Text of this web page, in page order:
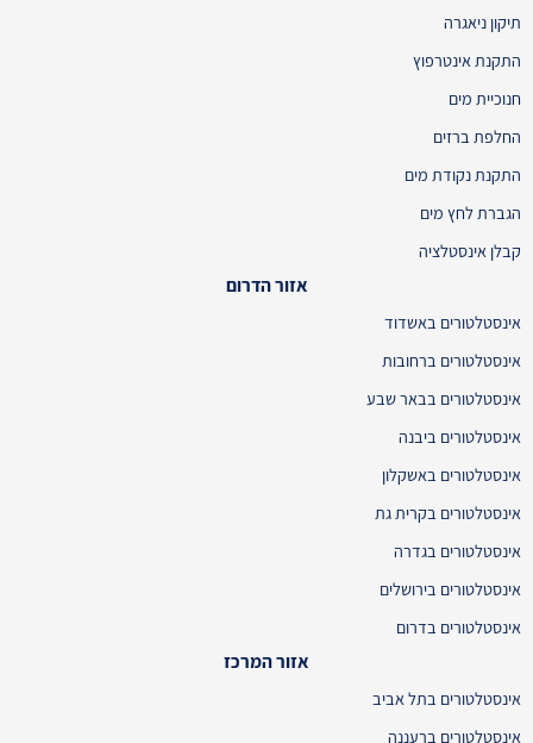
תיקון ניאגרה
התקנת אינטרפוץ
חנוכיית מים
החלפת ברזים
התקנת נקודת מים
הגברת לחץ מים
קבלן אינסטלציה
אזור הדרום
אינסטלטורים באשדוד
אינסטלטורים ברחובות
אינסטלטורים בבאר שבע
אינסטלטורים ביבנה
אינסטלטורים באשקלון
אינסטלטורים בקרית גת
אינסטלטורים בגדרה
אינסטלטורים בירושלים
אינסטלטורים בדרום
אזור המרכז
אינסטלטורים בתל אביב
אינסטלטורים ברעננה